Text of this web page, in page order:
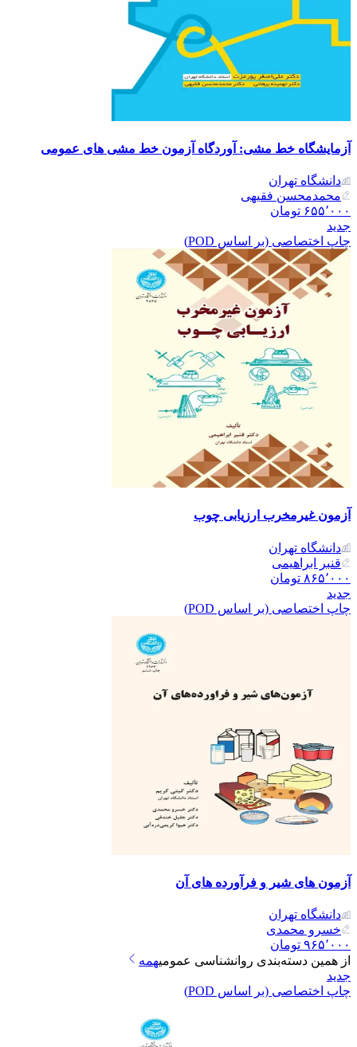
آزمایشگاه خط مشی: آوردگاه آزمون خط مشی های عمومی
دانشگاه تهران
محمدمحسن فقیهی
۶۵۵٬۰۰۰ تومان
جدید
چاپ اختصاصی (بر اساس POD)
آزمون غیرمخرب ارزیابی چوب
دانشگاه تهران
قنبر ابراهیمی
۸۶۵٬۰۰۰ تومان
جدید
چاپ اختصاصی (بر اساس POD)
آزمون های شیر و فرآورده های آن
دانشگاه تهران
خسرو محمدی
۹۶۵٬۰۰۰ تومان
از همین دسته‌بندی روانشناسی عمومیهمه
جدید
چاپ اختصاصی (بر اساس POD)